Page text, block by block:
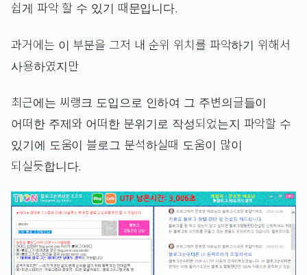
쉽게 파악 할 수 있기 때문입니다.
과거에는 이 부분을 그저 내 순위 위치를 파악하기 위해서
사용하였지만
최근에는 씨랭크 도입으로 인하여 그 주변의글들이
어떠한 주제와 어떠한 분위기로 작성되었는지 파악할 수
있기에 도움이 블로그 분석하실때 도움이 많이
되실듯합니다.